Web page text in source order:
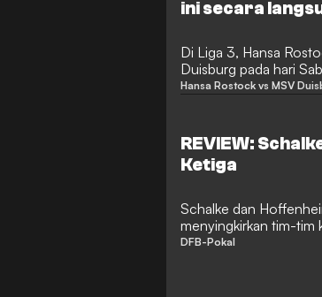
ini secara
Di Liga 3, Hansa
Duisburg pada hari
digelar? SPOX akan
Hansa Rostock vs MSV
REVIEW:
Ketiga
Schalke dan
menyingkirkan tim-tim
tempat di babak ketiga.
DFB-Pokal